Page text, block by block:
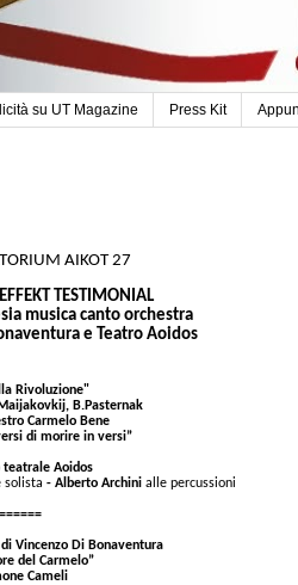
su UT Magazine Press Kit
AIKOT 27
TESTIMONIAL
musica canto orchestra
e Teatro Aoidos
Rivoluzione"
B.Pasternak
Carmelo Bene
di morire in versi”
teatrale Aoidos
solista - Alberto Archini alle percussioni
Vincenzo Di Bonaventura
del Carmelo”
Cameli